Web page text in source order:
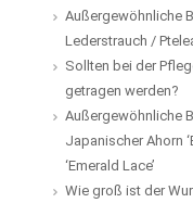
Außergewöhnliche
Lederstrauch /
Sollten bei der
getragen werden?
Außergewöhnliche
Japanischer Ahorn
‘Emerald Lace’
Wie groß ist der